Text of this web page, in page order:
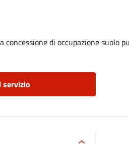
concessione di occupazione suolo
servizio